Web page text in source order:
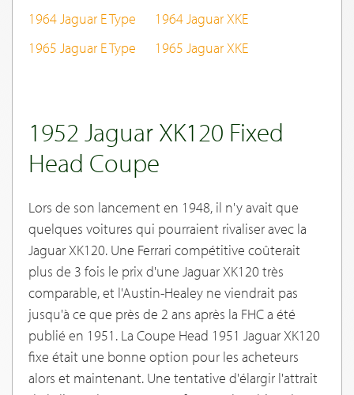
1964 Jaguar E Type
1964 Jaguar XKE
1965 Jaguar E Type
1965 Jaguar XKE
1952 Jaguar XK120 Fixed
Head Coupe
Lors de son lancement en 1948, il n'y avait que
quelques voitures qui pourraient rivaliser avec la
Jaguar XK120. Une Ferrari compétitive coûterait
plus de 3 fois le prix d'une Jaguar XK120 très
comparable, et l'Austin-Healey ne viendrait pas
jusqu'à ce que près de 2 ans après la FHC a été
publié en 1951. La Coupe Head 1951 Jaguar XK120
fixe était une bonne option pour les acheteurs
alors et maintenant. Une tentative d'élargir l'attrait